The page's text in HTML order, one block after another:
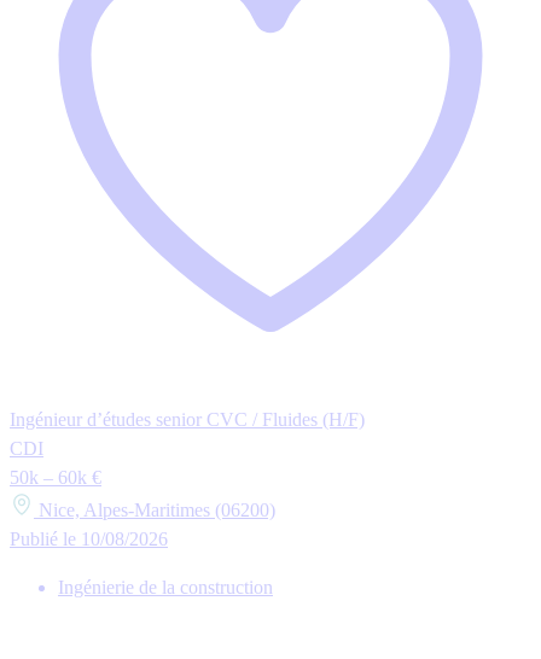
Ingénieur d’études senior CVC / Fluides (H/F)
CDI
50k – 60k €
Nice, Alpes-Maritimes (06200)
Publié le 10/08/2026
Ingénierie de la construction